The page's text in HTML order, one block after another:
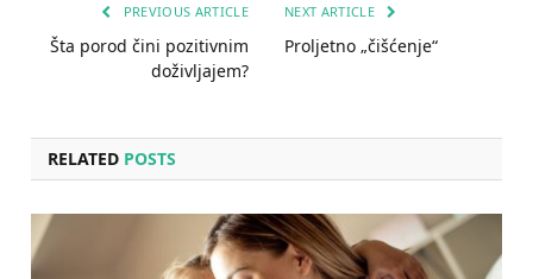
PREVIOUS ARTICLE
Šta porod čini pozitivnim
doživljajem?
NEXT ARTICLE
Proljetno „čišćenje“
RELATED POSTS